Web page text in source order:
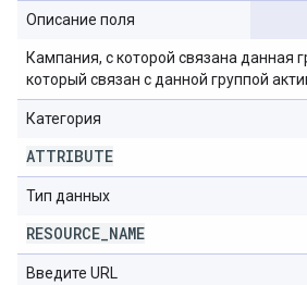
Описание поля
Кампания, с которой связана данная
который связан с данной группой
Категория
ATTRIBUTE
Тип данных
RESOURCE NAME
Введите URL